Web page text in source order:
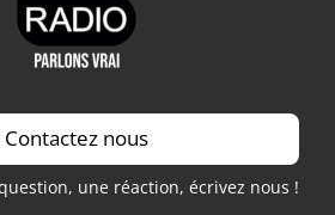
Contactez nous
une réaction, écrivez nous !